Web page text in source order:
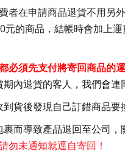
者在申請商品退貨不用另
元的商品，結帳時會加上運
必須先支付將寄回商品的運
內退貨的客人，我們會連
到貨後發現自己訂錯商品
裹而導致產品退回至公司
勿未通知就逕自寄回！